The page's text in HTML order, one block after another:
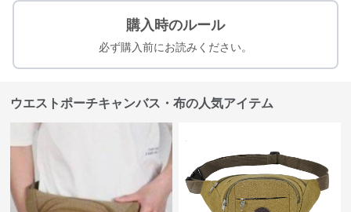
購入時のルール
必ず購入前にお読みください。
ウエストポーチキャンバス・布の人気アイテム